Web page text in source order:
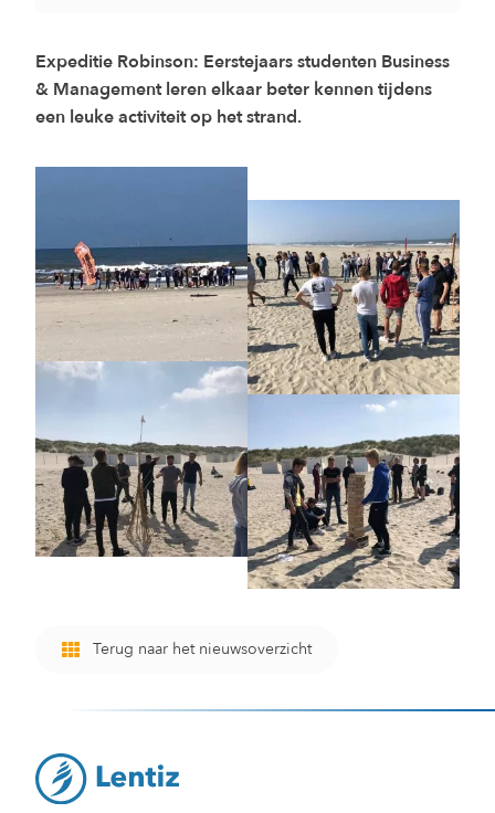
Expeditie Robinson: Eerstejaars studenten Business
& Management leren elkaar beter kennen tijdens
een leuke activiteit op het strand.
Terug naar het nieuwsoverzicht